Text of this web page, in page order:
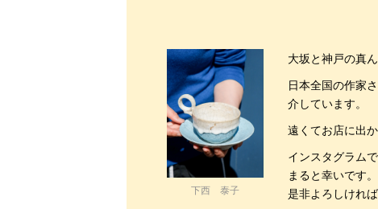
下西 泰子
大坂と神戸の真
日本全国の作家
介しています。
遠くてお店に出
インスタグラム
まると幸いです。
是非よろしけれ